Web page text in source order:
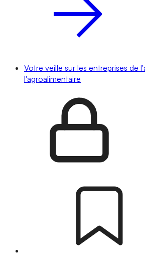
Votre veille sur les entreprises de
l'agroalimentaire